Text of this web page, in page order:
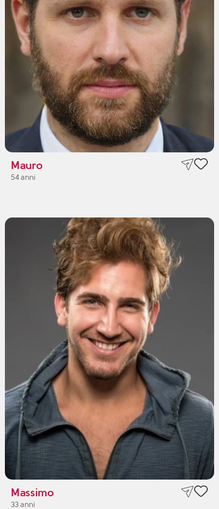
Mauro
54 anni
Massimo
33 anni